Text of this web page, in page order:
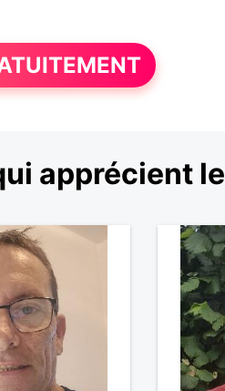
apprécient